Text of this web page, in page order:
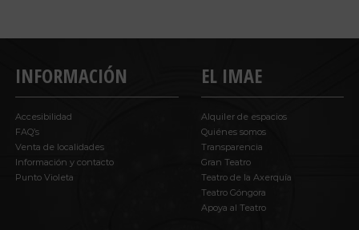
INFORMACIÓN
Accesibilidad
FAQ’s
Venta de localidades
Información y contacto
Punto Violeta
EL IMAE
Alquiler de espacios
Quiénes somos
Transparencia
Gran Teatro
Teatro de la Axerquía
Teatro Góngora
Apoya al Teatro